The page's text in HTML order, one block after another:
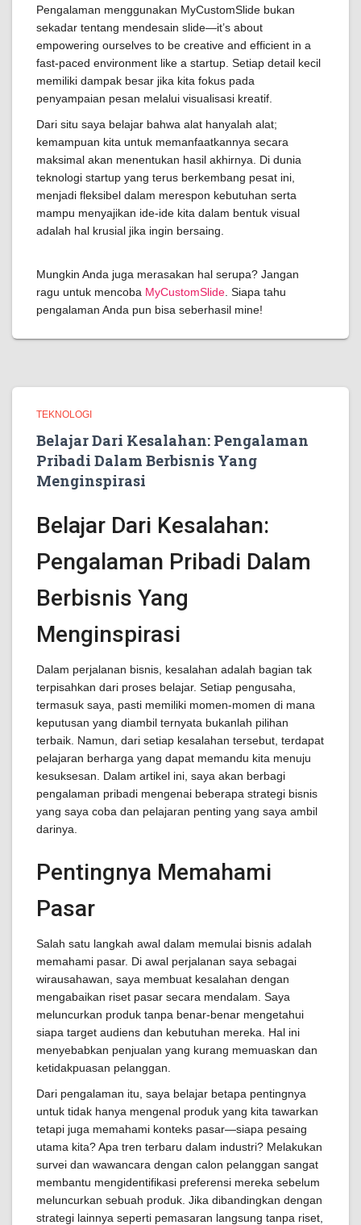
Pengalaman menggunakan MyCustomSlide bukan
sekadar tentang mendesain slide—it’s about
empowering ourselves to be creative and efficient in a
fast-paced environment like a startup. Setiap detail kecil
memiliki dampak besar jika kita fokus pada
penyampaian pesan melalui visualisasi kreatif.
Dari situ saya belajar bahwa alat hanyalah alat;
kemampuan kita untuk memanfaatkannya secara
maksimal akan menentukan hasil akhirnya. Di dunia
teknologi startup yang terus berkembang pesat ini,
menjadi fleksibel dalam merespon kebutuhan serta
mampu menyajikan ide-ide kita dalam bentuk visual
adalah hal krusial jika ingin bersaing.
Mungkin Anda juga merasakan hal serupa? Jangan
ragu untuk mencoba MyCustomSlide . Siapa tahu
pengalaman Anda pun bisa seberhasil mine!
TEKNOLOGI
Belajar Dari Kesalahan: Pengalaman
Pribadi Dalam Berbisnis Yang
Menginspirasi
Belajar Dari Kesalahan:
Pengalaman Pribadi Dalam
Berbisnis Yang
Menginspirasi
Dalam perjalanan bisnis, kesalahan adalah bagian tak
terpisahkan dari proses belajar. Setiap pengusaha,
termasuk saya, pasti memiliki momen-momen di mana
keputusan yang diambil ternyata bukanlah pilihan
terbaik. Namun, dari setiap kesalahan tersebut, terdapat
pelajaran berharga yang dapat memandu kita menuju
kesuksesan. Dalam artikel ini, saya akan berbagi
pengalaman pribadi mengenai beberapa strategi bisnis
yang saya coba dan pelajaran penting yang saya ambil
darinya.
Pentingnya Memahami
Pasar
Salah satu langkah awal dalam memulai bisnis adalah
memahami pasar. Di awal perjalanan saya sebagai
wirausahawan, saya membuat kesalahan dengan
mengabaikan riset pasar secara mendalam. Saya
meluncurkan produk tanpa benar-benar mengetahui
siapa target audiens dan kebutuhan mereka. Hal ini
menyebabkan penjualan yang kurang memuaskan dan
ketidakpuasan pelanggan.
Dari pengalaman itu, saya belajar betapa pentingnya
untuk tidak hanya mengenal produk yang kita tawarkan
tetapi juga memahami konteks pasar—siapa pesaing
utama kita? Apa tren terbaru dalam industri? Melakukan
survei dan wawancara dengan calon pelanggan sangat
membantu mengidentifikasi preferensi mereka sebelum
meluncurkan sebuah produk. Jika dibandingkan dengan
strategi lainnya seperti pemasaran langsung tanpa riset,